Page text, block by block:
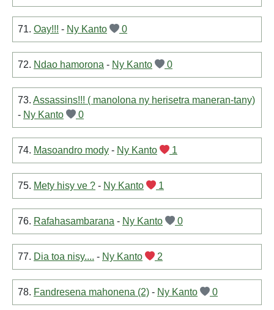
71. Oay!!! - Ny Kanto 0
72. Ndao hamorona - Ny Kanto 0
73. Assassins!!! ( manolona ny herisetra maneran-tany)
- Ny Kanto 0
74. Masoandro mody - Ny Kanto 1
75. Mety hisy ve ? - Ny Kanto 1
76. Rafahasambarana - Ny Kanto 0
77. Dia toa nisy.... - Ny Kanto 2
78. Fandresena mahonena (2) - Ny Kanto 0